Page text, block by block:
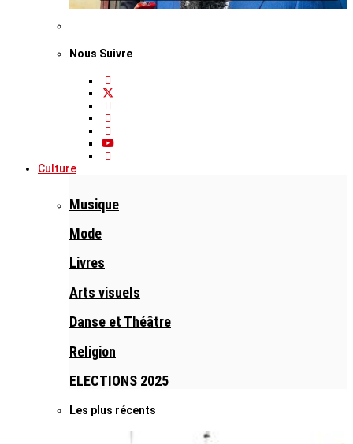
Nous Suivre
Culture
Musique
Mode
Livres
Arts visuels
Danse et Théâtre
Religion
ELECTIONS 2025
Les plus récents